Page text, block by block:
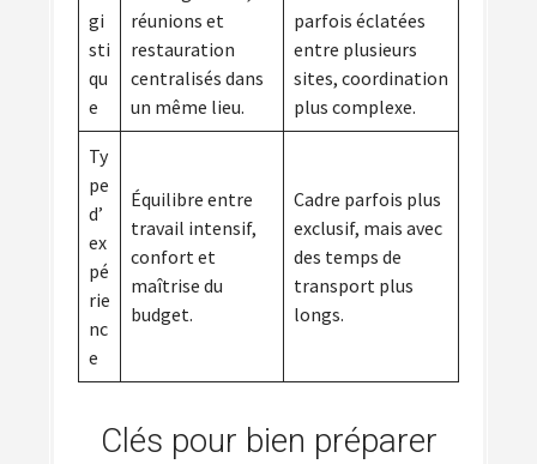
gi
sti
qu
e
réunions et
restauration
centralisés dans
un même lieu.
parfois éclatées
entre plusieurs
sites, coordination
plus complexe.
Ty
pe
d’
ex
pé
rie
nc
e
Équilibre entre
travail intensif,
confort et
maîtrise du
budget.
Cadre parfois plus
exclusif, mais avec
des temps de
transport plus
longs.
Clés pour bien préparer